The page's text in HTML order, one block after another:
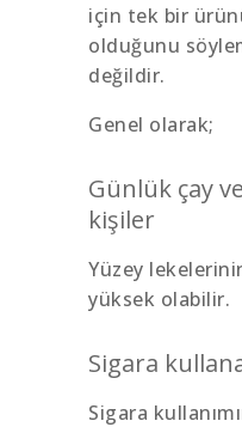
için tek bir
olduğunu
değildir.
Genel olarak;
Günlük çay
kişiler
Yüzey
yüksek olabilir.
Sigara
Sigara